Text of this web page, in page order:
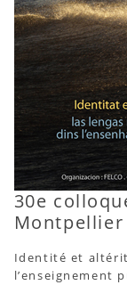
30e
Montpellier
Identité et
l’enseignement